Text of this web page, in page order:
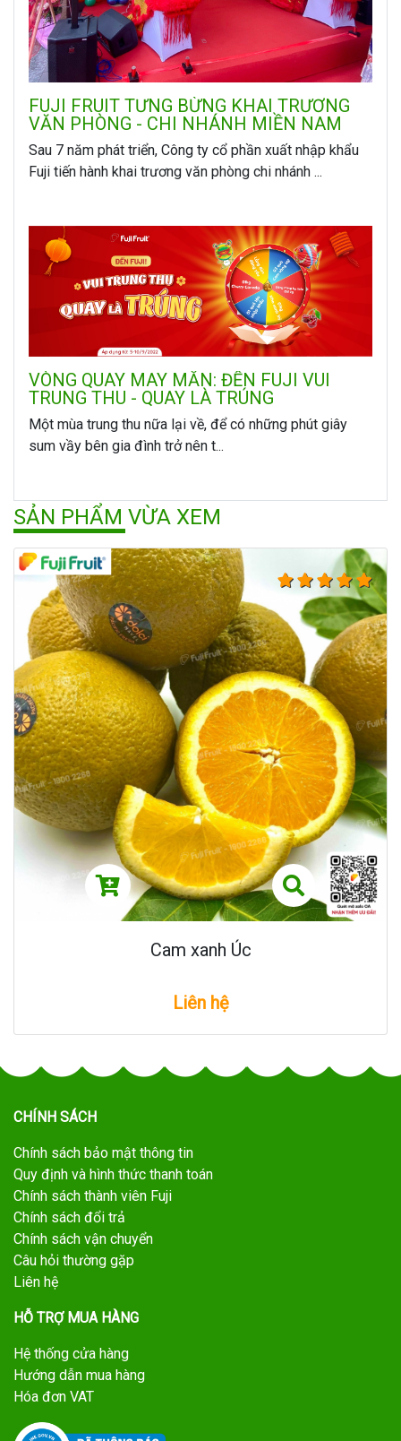
FUJI FRUIT TƯNG BỪNG KHAI TRƯƠNG
VĂN PHÒNG - CHI NHÁNH MIỀN NAM
Sau 7 năm phát triển, Công ty cổ phần xuất nhập khẩu
Fuji tiến hành khai trương văn phòng chi nhánh ...
VÒNG QUAY MAY MẮN: ĐẾN FUJI VUI
TRUNG THU - QUAY LÀ TRÚNG
Một mùa trung thu nữa lại về, để có những phút giây
sum vầy bên gia đình trở nên t...
SẢN PHẨM VỪA XEM
Cam xanh Úc
Liên hệ
CHÍNH SÁCH
Chính sách bảo mật thông tin
Quy định và hình thức thanh toán
Chính sách thành viên Fuji
Chính sách đổi trả
Chính sách vận chuyển
Câu hỏi thường gặp
Liên hệ
HỖ TRỢ MUA HÀNG
Hệ thống cửa hàng
Hướng dẫn mua hàng
Hóa đơn VAT